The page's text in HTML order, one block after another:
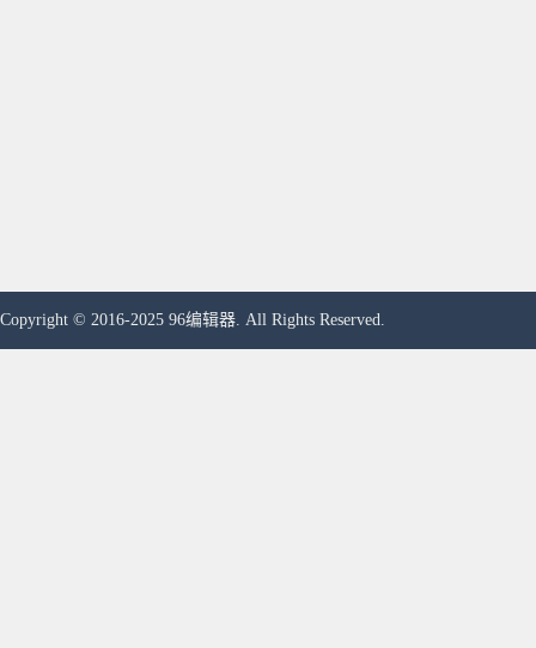
Copyright © 2016-2025 96编辑器. All Rights Reserved.